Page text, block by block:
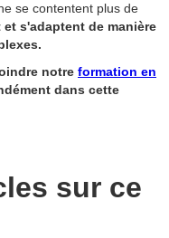
se contentent plus de
s'adaptent de manière
notre formation en
dans cette
sur ce